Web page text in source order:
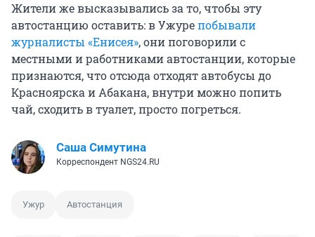
Жители же высказывались за то, чтобы эту
автостанцию оставить: в Ужурепобывали
журналисты «Енисея», они поговорили с
местными и работниками автостанции, которые
признаются, что отсюда отходят автобусы до
Красноярска и Абакана, внутри можно попить
чай, сходить в туалет, просто погреться.
Саша Симутина
Корреспондент NGS24.RU
Ужур Автостанция